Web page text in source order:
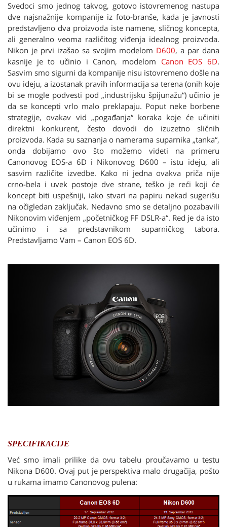
Svedoci smo jednog takvog, gotovo istovremenog nastupa
dve najsnažnije kompanije iz foto-branše, kada je javnosti
predstavljeno dva proizvoda iste namene, sličnog koncepta,
ali generalno veoma različitog viđenja idealnog proizvoda.
Nikon je prvi izašao sa svojim modelom D600, a par dana
kasnije je to učinio i Canon, modelom Canon EOS 6D.
Sasvim smo sigurni da kompanije nisu istovremeno došle na
ovu ideju, a izostanak pravih informacija sa terena (onih koje
bi se mogle podvesti pod „industrijsku špijunažu“) učinio je
da se koncepti vrlo malo preklapaju. Poput neke borbene
strategije, ovakav vid „pogađanja“ koraka koje će učiniti
direktni konkurent, često dovodi do izuzetno sličnih
proizvoda. Kada su saznanja o namerama suparnika „tanka“,
onda dobijamo ovo što možemo videti na primeru
Canonovog EOS-a 6D i Nikonovog D600 – istu ideju, ali
sasvim različite izvedbe. Kako ni jedna ovakva priča nije
crno-bela i uvek postoje dve strane, teško je reći koji će
koncept biti uspešniji, iako stvari na papiru nekad sugerišu
na očigledan zaključak. Nedavno smo se detaljno pozabavili
Nikonovim viđenjem „početničkog FF DSLR-a“. Red je da isto
učinimo i sa predstavnikom suparničkog tabora.
Predstavljamo Vam – Canon EOS 6D.
SPECIFIKACIJE
Već smo imali prilike da ovu tabelu proučavamo u testu
Nikona D600. Ovaj put je perspektiva malo drugačija, pošto
u rukama imamo Canonovog pulena: